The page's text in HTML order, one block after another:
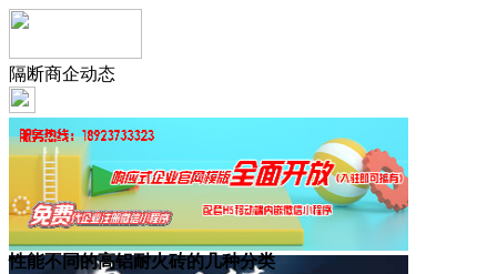
隔断商企动态
性能不同的高铝耐火砖的几种分类